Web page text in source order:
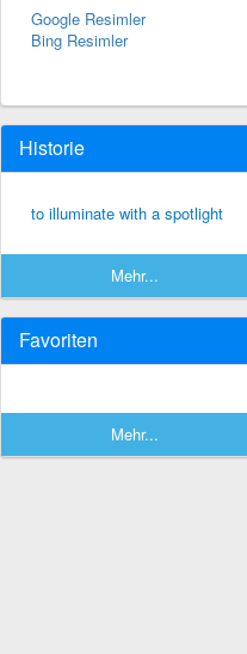
Google Resimler
Bing Resimler
Historie
to illuminate with a spotlight
Mehr...
Favoriten
Mehr...